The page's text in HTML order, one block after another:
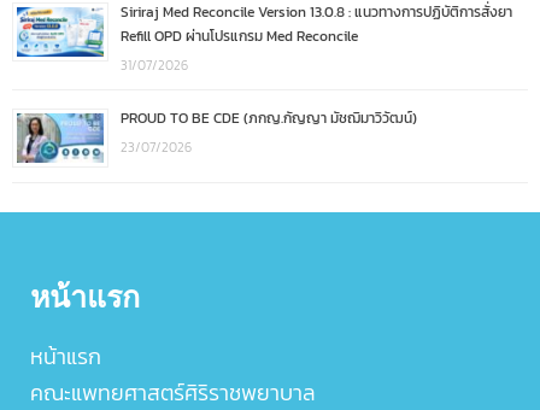
Siriraj Med Reconcile Version 13.0.8 : แนวทางการปฏิบัติการสั่งยา
Refill OPD ผ่านโปรแกรม Med Reconcile
31/07/2026
PROUD TO BE CDE (ภกญ.กัญญา มัชฌิมาวิวัฒน์)
23/07/2026
หน้าแรก
หน้าแรก
คณะแพทยศาสตร์ศิริราชพยาบาล